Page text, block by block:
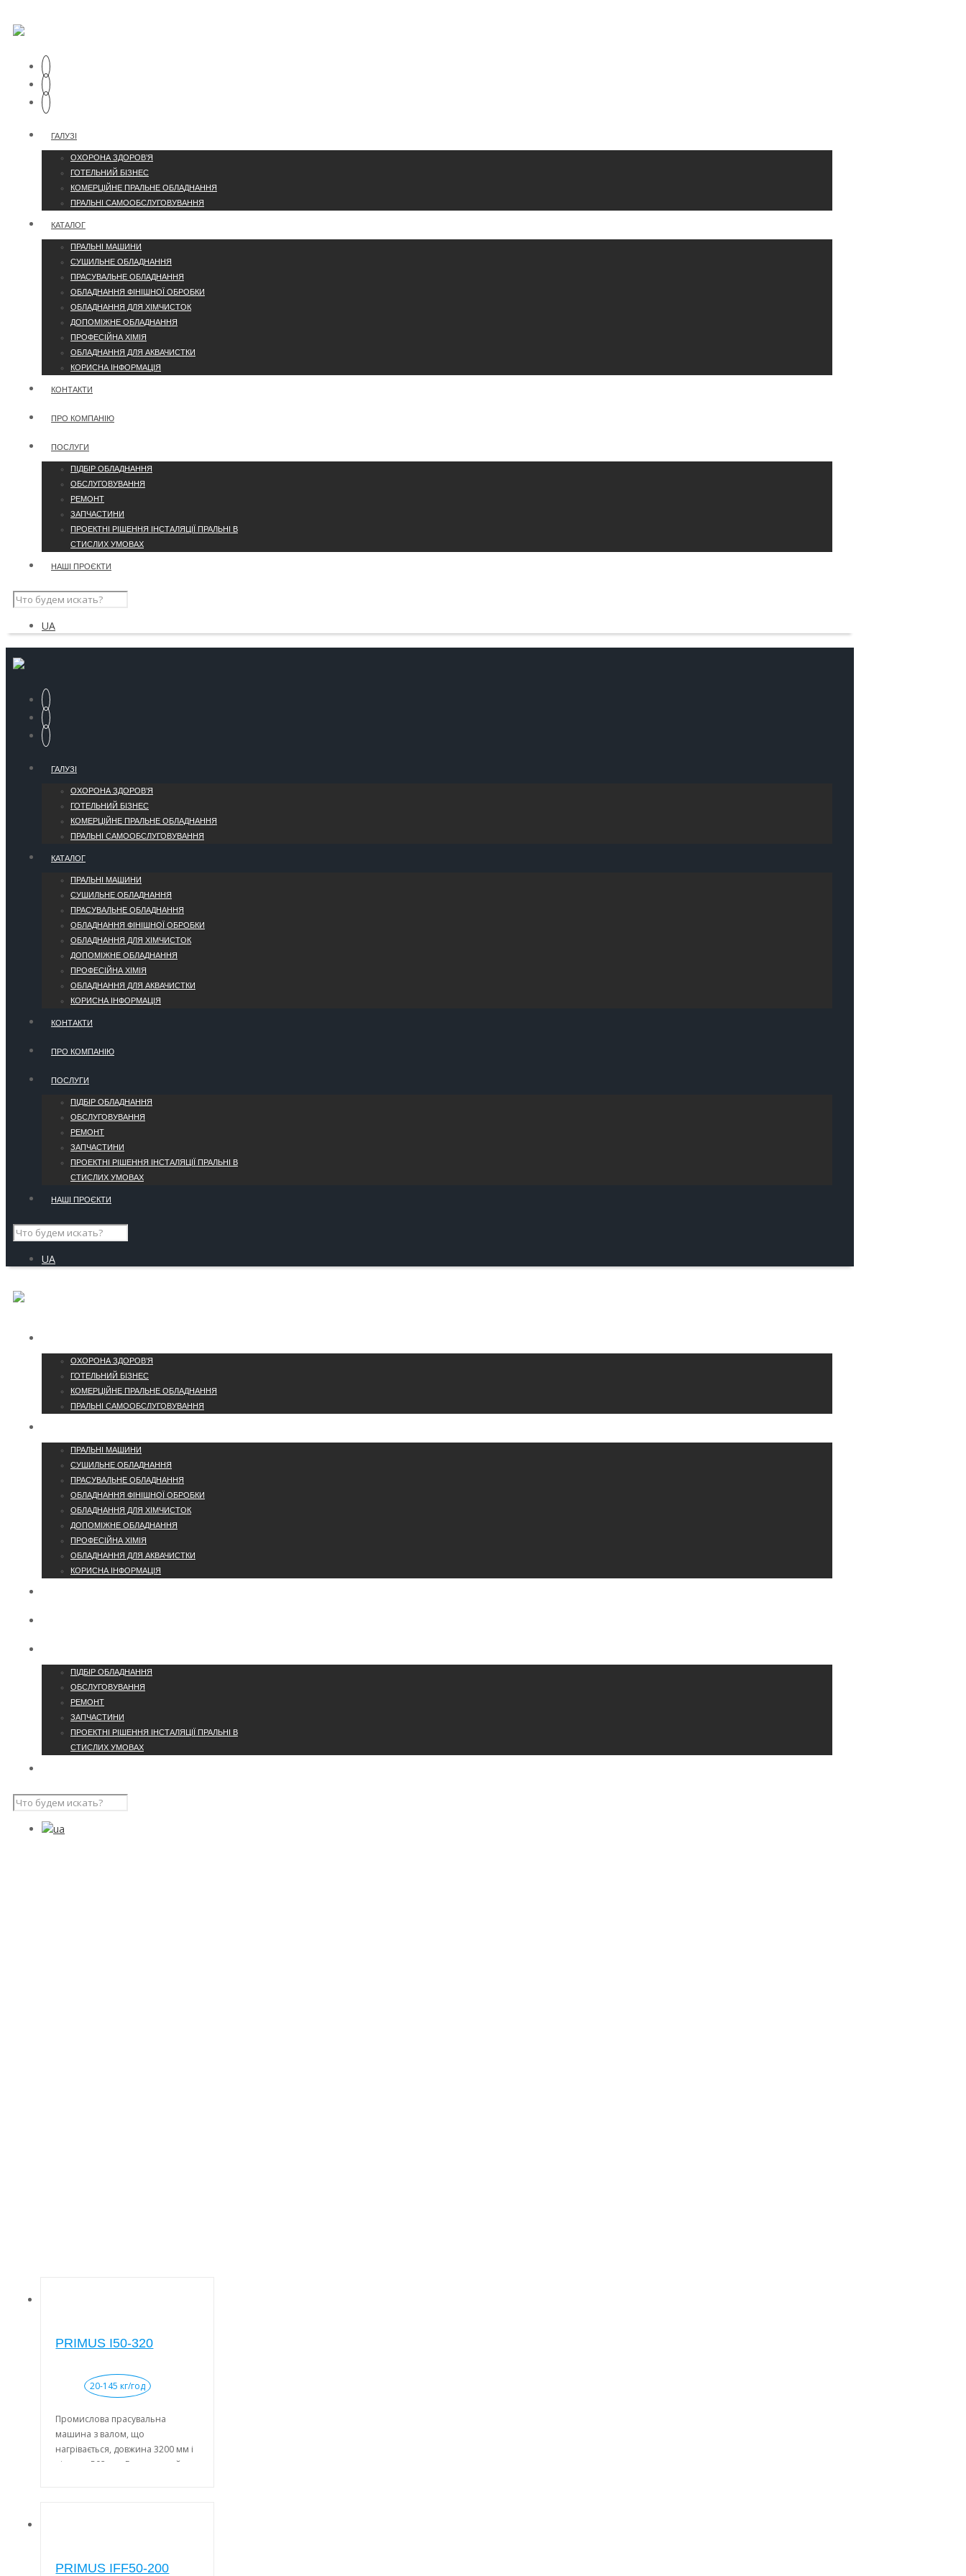
ГАЛУЗІ
ОХОРОНА ЗДОРОВ’Я
ГОТЕЛЬНИЙ БІЗНЕС
КОМЕРЦІЙНЕ ПРАЛЬНЕ ОБЛАДНАННЯ
ПРАЛЬНІ САМООБСЛУГОВУВАННЯ
КАТАЛОГ
ПРАЛЬНІ МАШИНИ
СУШИЛЬНЕ ОБЛАДНАННЯ
ПРАСУВАЛЬНЕ ОБЛАДНАННЯ
ОБЛАДНАННЯ ФІНІШНОЇ ОБРОБКИ
ОБЛАДНАННЯ ДЛЯ ХІМЧИСТОК
ДОПОМІЖНЕ ОБЛАДНАННЯ
ПРОФЕСІЙНА ХІМІЯ
ОБЛАДНАННЯ ДЛЯ АКВАЧИСТКИ
КОРИСНА ІНФОРМАЦІЯ
КОНТАКТИ
ПРО КОМПАНІЮ
ПОСЛУГИ
ПІДБІР ОБЛАДНАННЯ
ОБСЛУГОВУВАННЯ
РЕМОНТ
ЗАПЧАСТИНИ
ПРОЕКТНІ РІШЕННЯ ІНСТАЛЯЦІЇ ПРАЛЬНІ В
СТИСЛИХ УМОВАХ
НАШІ ПРОЄКТИ
UA
ГАЛУЗІ
ОХОРОНА ЗДОРОВ’Я
ГОТЕЛЬНИЙ БІЗНЕС
КОМЕРЦІЙНЕ ПРАЛЬНЕ ОБЛАДНАННЯ
ПРАЛЬНІ САМООБСЛУГОВУВАННЯ
КАТАЛОГ
ПРАЛЬНІ МАШИНИ
СУШИЛЬНЕ ОБЛАДНАННЯ
ПРАСУВАЛЬНЕ ОБЛАДНАННЯ
ОБЛАДНАННЯ ФІНІШНОЇ ОБРОБКИ
ОБЛАДНАННЯ ДЛЯ ХІМЧИСТОК
ДОПОМІЖНЕ ОБЛАДНАННЯ
ПРОФЕСІЙНА ХІМІЯ
ОБЛАДНАННЯ ДЛЯ АКВАЧИСТКИ
КОРИСНА ІНФОРМАЦІЯ
КОНТАКТИ
ПРО КОМПАНІЮ
ПОСЛУГИ
ПІДБІР ОБЛАДНАННЯ
ОБСЛУГОВУВАННЯ
РЕМОНТ
ЗАПЧАСТИНИ
ПРОЕКТНІ РІШЕННЯ ІНСТАЛЯЦІЇ ПРАЛЬНІ В
СТИСЛИХ УМОВАХ
НАШІ ПРОЄКТИ
UA
ОХОРОНА ЗДОРОВ’Я
ГОТЕЛЬНИЙ БІЗНЕС
КОМЕРЦІЙНЕ ПРАЛЬНЕ ОБЛАДНАННЯ
ПРАЛЬНІ САМООБСЛУГОВУВАННЯ
ПРАЛЬНІ МАШИНИ
СУШИЛЬНЕ ОБЛАДНАННЯ
ПРАСУВАЛЬНЕ ОБЛАДНАННЯ
ОБЛАДНАННЯ ФІНІШНОЇ ОБРОБКИ
ОБЛАДНАННЯ ДЛЯ ХІМЧИСТОК
ДОПОМІЖНЕ ОБЛАДНАННЯ
ПРОФЕСІЙНА ХІМІЯ
ОБЛАДНАННЯ ДЛЯ АКВАЧИСТКИ
КОРИСНА ІНФОРМАЦІЯ
ПІДБІР ОБЛАДНАННЯ
ОБСЛУГОВУВАННЯ
РЕМОНТ
ЗАПЧАСТИНИ
ПРОЕКТНІ РІШЕННЯ ІНСТАЛЯЦІЇ ПРАЛЬНІ В
СТИСЛИХ УМОВАХ
PRIMUS I50-320
20-145 кг/год
Промислова прасувальна
машина з валом, що
нагрівається, довжина 3200 мм і
діаметр 502 мм. Електричний,
зупинки. Міцні прасувальні
PRIMUS IFF50-200